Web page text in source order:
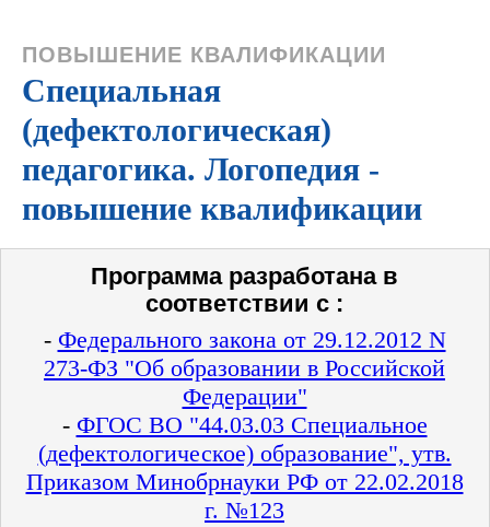
ПОВЫШЕНИЕ КВАЛИФИКАЦИИ
Специальная
(дефектологическая)
педагогика. Логопедия -
повышение квалификации
Программа разработана в
соответствии с :
- Федерального закона от 29.12.2012 N
273-ФЗ "Об образовании в Российской
Федерации"
- ФГОС ВО "44.03.03 Специальное
(дефектологическое) образование", утв.
Приказом Минобрнауки РФ от 22.02.2018
г. №123